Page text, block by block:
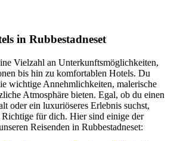
in Rubbestadneset
Vielzahl an Unterkunftsmöglichkeiten,
bis hin zu komfortablen Hotels. Du
wichtige Annehmlichkeiten, malerische
Atmosphäre bieten. Egal, ob du einen
oder ein luxuriöseres Erlebnis suchst,
Richtige für dich. Hier sind einige der
Reisenden in Rubbestadneset: